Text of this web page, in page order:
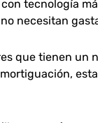
tecnología
necesitan
que tienen un